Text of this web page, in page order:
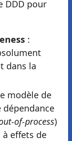
DDD pour
:
dans la
modèle de
of-process)
à effets de